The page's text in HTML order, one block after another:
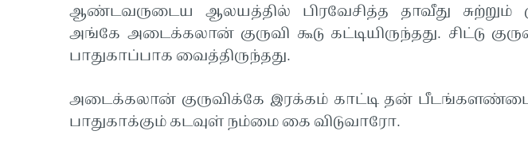
ஆண்டவருடைய ஆலயத்தில் பிரவேசித்த தாவீது சுற்றும்
அங்கே அடைக்கலான் குருவி கூடு கட்டியிருந்தது. சிட்டு
பாதுகாப்பாக வைத்திருந்தது.
அடைக்கலான் குருவிக்கே இரக்கம் காட்டி தன்
பாதுகாக்கும் கடவுள் நம்மை கை விடுவாரோ.